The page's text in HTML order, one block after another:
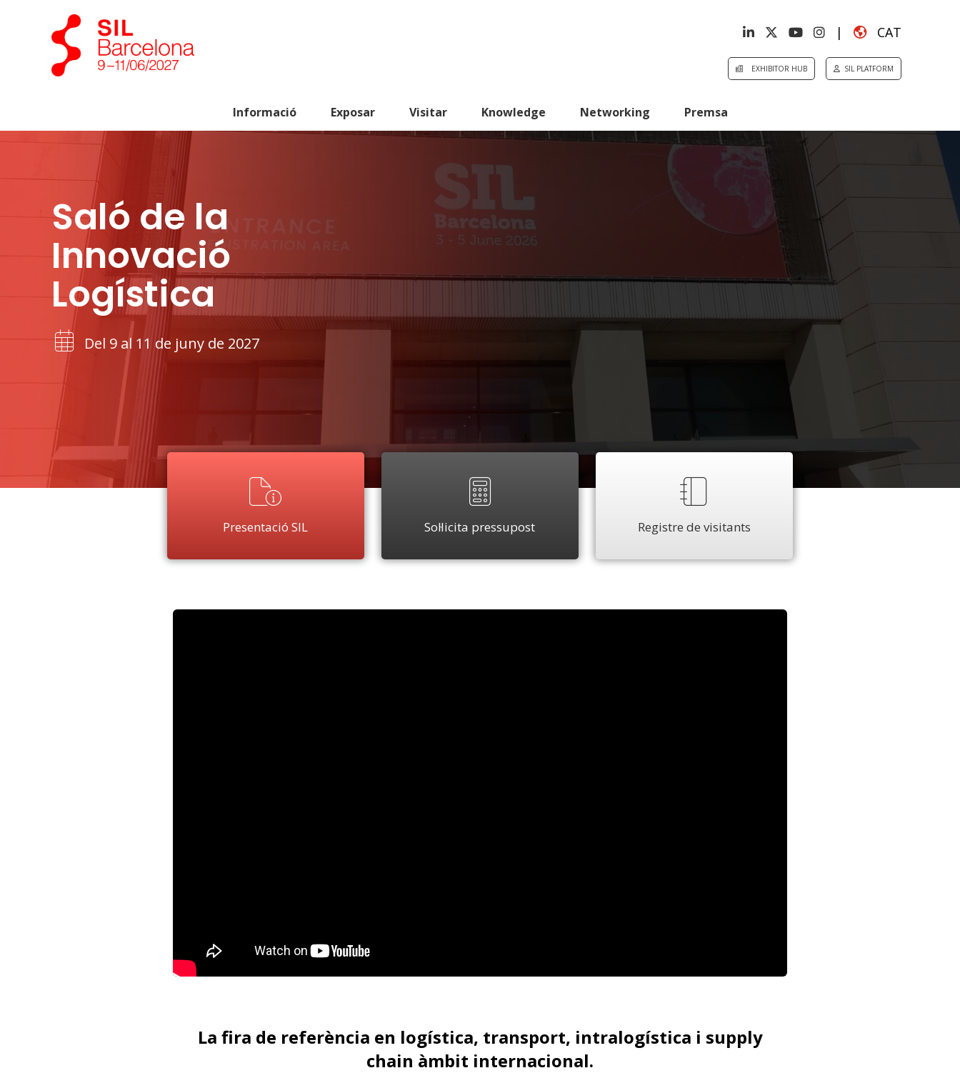
| CAT
EXHIBITOR HUB SIL PLATFORM
Informació Exposar Visitar Knowledge Networking Premsa
Saló de la
Innovació
Logística
Del 9 al 11 de juny de 2027
Presentació SIL Sol·licita pressupost Registre de visitants
La fira de referència en logística, transport, intralogística i supply
chain àmbit internacional.